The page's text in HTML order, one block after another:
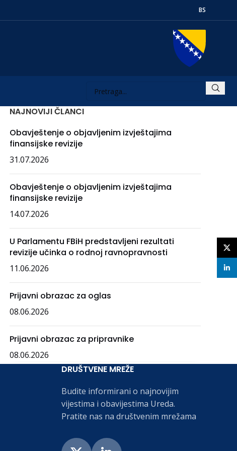
BS
NAJNOVIJI ČLANCI
Obavještenje o objavljenim izvještajima
finansijske revizije
31.07.2026
Obavještenje o objavljenim izvještajima
finansijske revizije
14.07.2026
U Parlamentu FBiH predstavljeni rezultati
revizije učinka o rodnoj ravnopravnosti
11.06.2026
Prijavni obrazac za oglas
08.06.2026
Prijavni obrazac za pripravnike
08.06.2026
DRUŠTVENE MREŽE
Budite informirani o najnovijim
vijestima i obavijestima Ureda.
Pratite nas na društvenim mrežama